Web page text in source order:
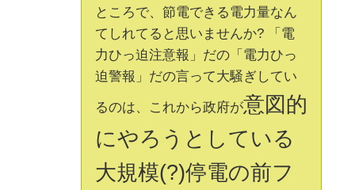
ところで、節電できる電力量なん
てしれてると思いませんか? 「電
力ひっ迫注意報」だの「電力ひっ
迫警報」だの言って大騒ぎしてい
るのは、これから政府が意図的
にやろうとしている
大規模(?)停電の前フ